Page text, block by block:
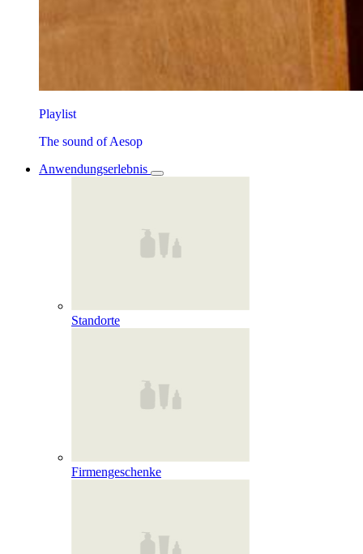
Playlist
The sound of Aesop
Anwendungserlebnis
Standorte
Firmengeschenke